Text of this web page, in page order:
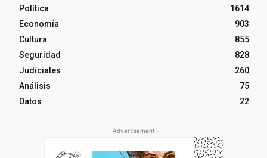
Política
1614
Economía
903
Cultura
855
Seguridad
828
Judiciales
260
Análisis
75
Datos
22
- Advertisement -